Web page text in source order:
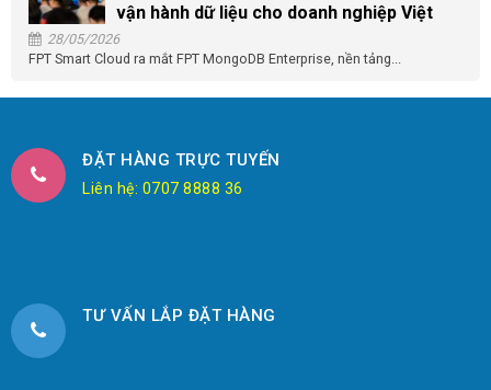
vận hành dữ liệu cho doanh nghiệp Việt
28/05/2026
FPT Smart Cloud ra mắt FPT MongoDB Enterprise, nền tảng...
ĐẶT HÀNG TRỰC TUYẾN
Liên hệ: 0707 8888 36
TƯ VẤN LẮP ĐẶT HÀNG